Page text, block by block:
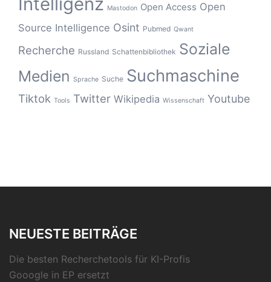
Mastodon Open Access Open
Source Intelligence Osint Pubmed Qwant
Recherche Russland Schattenbibliothek Soziale
Medien Sprache Suche Suchmaschine
Tiktok Tools Twitter Wikipedia Wissenschaft Youtube
NEUESTE BEITRÄGE
Die besten Recherchetools für KI-Profis
Gooogle in EP ersetzt